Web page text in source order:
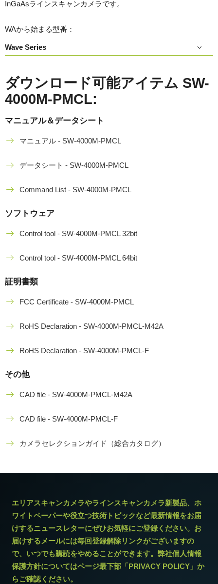
InGaAsラインスキャンカメラです。
WAから始まる型番：
Wave Series
ダウンロード可能アイテム SW-
4000M-PMCL:
マニュアル＆データシート
マニュアル - SW-4000M-PMCL
データシート - SW-4000M-PMCL
Command List - SW-4000M-PMCL
ソフトウェア
Control tool - SW-4000M-PMCL 32bit
Control tool - SW-4000M-PMCL 64bit
証明書類
FCC Certificate - SW-4000M-PMCL
RoHS Declaration - SW-4000M-PMCL-M42A
RoHS Declaration - SW-4000M-PMCL-F
その他
CAD file - SW-4000M-PMCL-M42A
CAD file - SW-4000M-PMCL-F
カメラセレクションガイド（総合カタログ）
エリアスキャンカメラやラインスキャンカメラ新製品、ホ
ワイトペーパーや役立つ技術トピックなど最新情報をお届
けするニュースレターにぜひお気軽にご登録ください。お
届けするメールには毎回登録解除リンクがございますの
で、いつでも購読をやめることができます。弊社個人情報
保護方針についてはページ最下部「PRIVACY POLICY」か
らご確認ください。